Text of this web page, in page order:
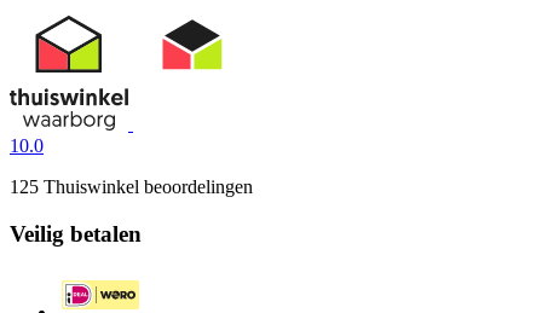
10.0
125 Thuiswinkel beoordelingen
Veilig betalen